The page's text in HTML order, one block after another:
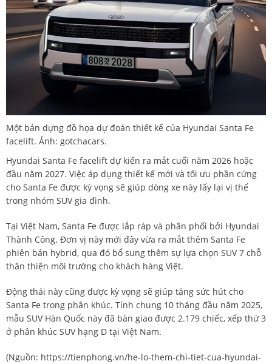
Một bản dựng đồ họa dự đoán thiết kế của Hyundai Santa Fe
facelift. Ảnh: gotchacars.
Hyundai Santa Fe facelift dự kiến ra mắt cuối năm 2026 hoặc
đầu năm 2027. Việc áp dụng thiết kế mới và tối ưu phần cứng
cho Santa Fe được kỳ vọng sẽ giúp dòng xe này lấy lại vị thế
trong nhóm SUV gia đình.
Tại Việt Nam, Santa Fe được lắp ráp và phân phối bởi Hyundai
Thành Công. Đơn vị này mới đây vừa ra mắt thêm Santa Fe
phiên bản hybrid, qua đó bổ sung thêm sự lựa chọn SUV 7 chỗ
thân thiện môi trường cho khách hàng Việt.
Động thái này cũng được kỳ vọng sẽ giúp tăng sức hút cho
Santa Fe trong phân khúc. Tính chung 10 tháng đầu năm 2025,
mẫu SUV Hàn Quốc này đã bàn giao được 2.179 chiếc, xếp thứ 3
ở phân khúc SUV hạng D tại Việt Nam.
(Nguồn: https://tienphong.vn/he-lo-them-chi-tiet-cua-hyundai-